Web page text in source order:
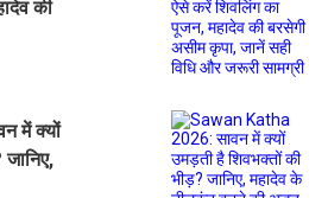
की
में क्यों